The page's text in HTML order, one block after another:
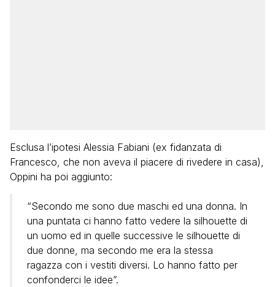
Esclusa l’ipotesi Alessia Fabiani (ex fidanzata di
Francesco, che non aveva il piacere di rivedere in casa),
Oppini ha poi aggiunto:
“Secondo me sono due maschi ed una donna. In
una puntata ci hanno fatto vedere la silhouette di
un uomo ed in quelle successive le silhouette di
due donne, ma secondo me era la stessa
ragazza con i vestiti diversi. Lo hanno fatto per
confonderci le idee”.